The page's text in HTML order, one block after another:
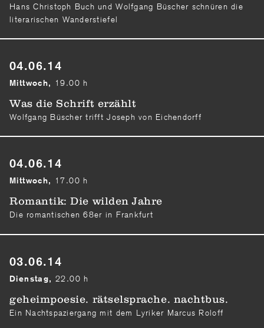
Hans Christoph Buch und Wolfgang Büscher schnüren die
literarischen Wanderstiefel
04.06.14
Mittwoch, 19.00 h
Was die Schrift erzählt
Wolfgang Büscher trifft Joseph von Eichendorff
04.06.14
Mittwoch, 17.00 h
Romantik: Die wilden Jahre
Die romantischen 68er in Frankfurt
03.06.14
Dienstag,22.00 h
geheimpoesie. rätselsprache. nachtbus.
Ein Nachtspaziergang mit dem Lyriker Marcus Roloff